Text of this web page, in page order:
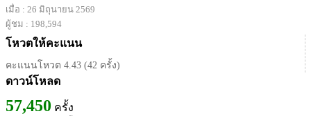
เมื่อ : 26 มิถุนายน 2569
ผู้ชม : 198,594
โหวตให้คะแนน
คะแนนโหวต 4.43 (42 ครั้ง)
ดาวน์โหลด
57,450 ครั้ง